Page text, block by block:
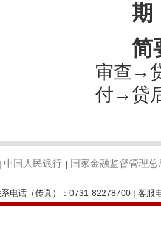
简
审查→
付→贷
| 中国人民银行 | 国家金融监督管理总
电话（传真）：0731-82278700 | 客服